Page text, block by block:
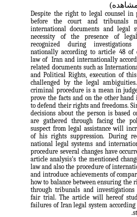
Despite the right to legal counsel
before the court and tribunals
international documents and
necessity of the presence of
recognized during
nationally according to article 48
law of Iran and internationally
related documents such as
and Political Rights, execution of
challenged by the legal
criminal procedure is a mean in
prove the facts and on the other
to defend their rights and freedoms.
decisions about the person is
are gathered through facing the
suspect from legal assistance will
of his rights suppression. During
national legal systems and
procedure several changes have
article analysis’s the mentioned
law and also the procedure of
and introduce achievements of
how to balance between ensuring
through tribunals and
fair trial. The article will hereof
failures of Iran legal system